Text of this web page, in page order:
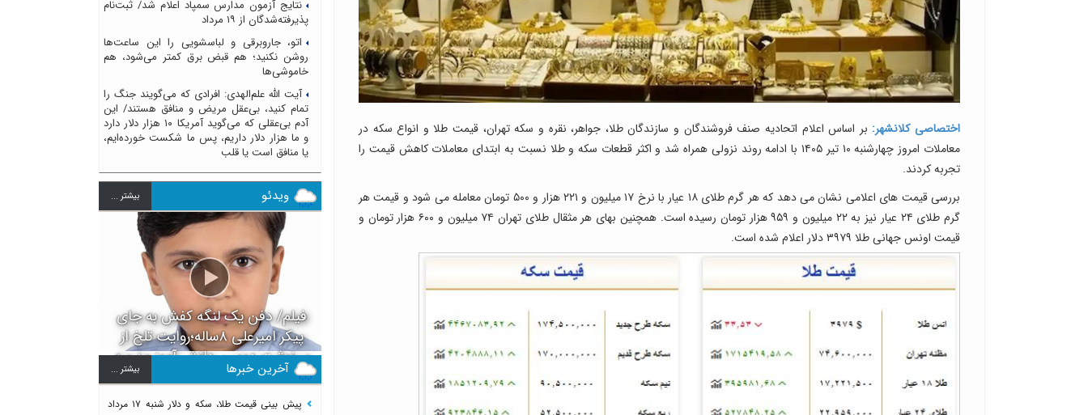
اختصاصی کلانشهر: بر اساس اعلام اتحادیه صنف فروشندگان و سازندگان طلا، جواهر، نقره و سکه تهران، قیمت طلا و انواع سکه در
معاملات امروز چهارشنبه ۱۰ تیر ۱۴۰۵ با ادامه روند نزولی همراه شد و اکثر قطعات سکه و طلا نسبت به ابتدای معاملات کاهش قیمت را
تجربه کردند.
بررسی قیمت های اعلامی نشان می دهد که هر گرم طلای ۱۸ عیار با نرخ ۱۷ میلیون و ۲۲۱ هزار و ۵۰۰ تومان معامله می شود و قیمت هر
گرم طلای ۲۴ عیار نیز به ۲۲ میلیون و ۹۵۹ هزار تومان رسیده است. همچنین بهای هر مثقال طلای تهران ۷۴ میلیون و ۶۰۰ هزار تومان و
قیمت اونس جهانی طلا ۳۹۷۹ دلار اعلام شده است.
نتایج آزمون مدارس سمپاد اعلام شد/ ثبت‌نام
پذیرفته‌شدگان از ۱۹ مرداد
اتو، جاروبرقی و لباسشویی را این ساعت‌ها
روشن نکنید؛ هم قبض برق کمتر می‌شود، هم
خاموشی‌ها
آیت الله علم‌الهدی: افرادی که می‌گویند جنگ را
تمام کنید، بی‌عقل مریض و منافق هستند/ این
آدم بی‌عقلی که می‌گوید آمریکا ۱۰ هزار دلار دارد
و ما هزار دلار داریم، پس ما شکست خورده‌ایم،
یا منافق است یا قلب
ویدئو بيشتر ...
فیلم/ دفن یک لنگه کفش به جای
پیکر امیرعلی ۸ساله؛روایت تلخ از
سرنوشت دومین دانش آموز مدرسه
میناب بعد از ماکان
آخرین خبرها بيشتر ...
پیش بینی قیمت طلا، سکه و دلار شنبه ۱۷ مرداد